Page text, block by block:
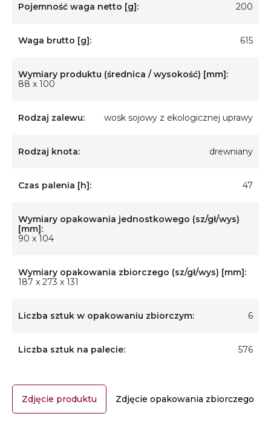
Pojemność waga netto [g]: 200
Waga brutto [g]: 615
Wymiary produktu (średnica / wysokość) [mm]:
88 x 100
Rodzaj zalewu: wosk sojowy z ekologicznej uprawy
Rodzaj knota: drewniany
Czas palenia [h]: 47
Wymiary opakowania jednostkowego (sz/gł/wys)
[mm]:
90 x 104
Wymiary opakowania zbiorczego (sz/gł/wys) [mm]:
187 x 273 x 131
Liczba sztuk w opakowaniu zbiorczym: 6
Liczba sztuk na palecie: 576
Zdjęcie produktu Zdjęcie opakowania zbiorczego